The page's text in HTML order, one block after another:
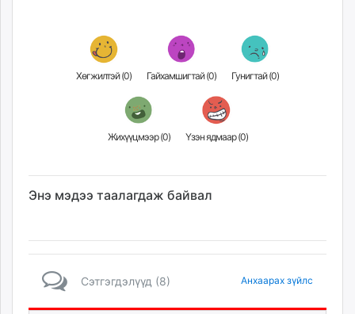
Хөгжилтэй (0) Гайхамшигтай (0) Гунигтай (0)
Жихүүцмээр (0) Үзэн ядмаар (0)
Энэ мэдээ таалагдаж байвал
Сэтгэгдэлүүд (8) Анхаарах зүйлс